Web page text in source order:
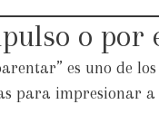
o por
es uno de
para impresionar a